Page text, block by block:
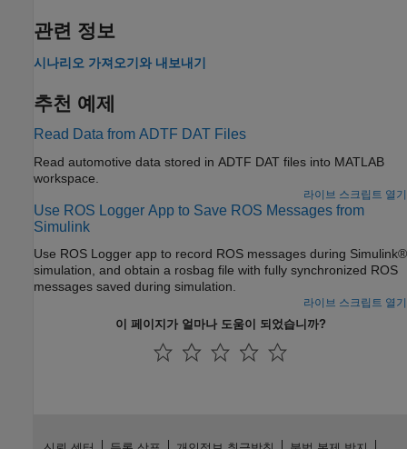
관련 정보
시나리오 가져오기와 내보내기
추천 예제
Read Data from ADTF DAT Files
Read automotive data stored in ADTF DAT files into MATLAB
workspace.
라이브 스크립트 열기
Use ROS Logger App to Save ROS Messages from
Simulink
Use ROS Logger app to record ROS messages during Simulink®
simulation, and obtain a rosbag file with fully synchronized ROS
messages saved during simulation.
라이브 스크립트 열기
이 페이지가 얼마나 도움이 되었습니까?